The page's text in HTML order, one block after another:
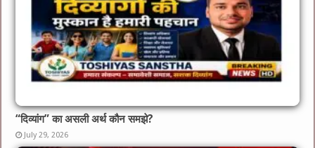
“दिव्यांग” का असली अर्थ कौन समझे?
July 29, 2026